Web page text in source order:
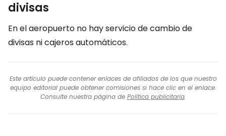
divisas
En el aeropuerto no hay servicio de cambio de
divisas ni cajeros automáticos.
Este artículo puede contener enlaces de afiliados de los que nuestro
equipo editorial puede obtener comisiones si hace clic en el enlace.
Consulte nuestra página de Política publicitaria.